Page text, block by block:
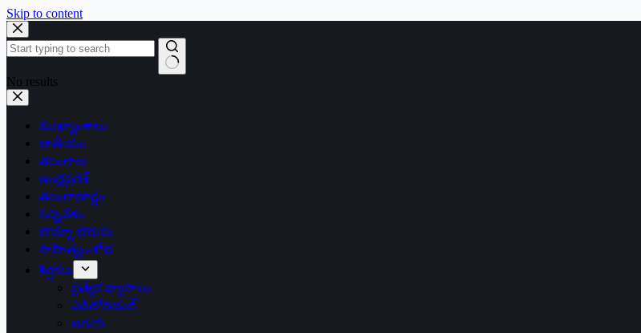
Skip to content
No results
ముఖ్యాంశాలు
జాతీయం
తెలంగాణ
ఆంధ్రప్రదేశ్
తెలంగాణార్థం
సన్నివేశం
బొమ్మా బొరుసు
సాహిత్యం-శోభ
శీర్షికలు
ప్రత్యేక వ్యాసాలు
ఎడిటోరియల్
అరుగు